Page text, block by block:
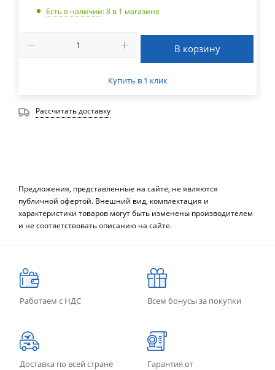
Есть в наличии: 8 в 1 магазине
В корзину
Купить в 1 клик
Рассчитать доставку
Предложения, представленные на сайте, не являются
публичной офертой. Внешний вид, комплектация и
характеристики товаров могут быть изменены производителем
и не соответствовать описанию на сайте.
Работаем с НДС Всем бонусы за покупки
Доставка по всей стране
Гарантия от